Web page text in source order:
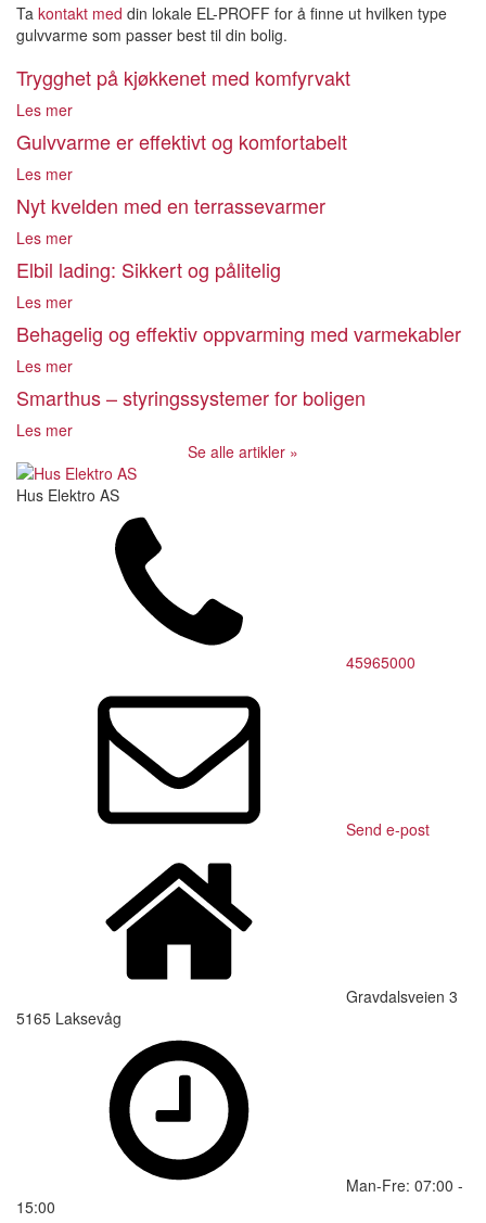
Ta kontakt med din lokale EL-PROFF for å finne ut hvilken type
gulvvarme som passer best til din bolig.
Trygghet på kjøkkenet med komfyrvakt
Les mer
Gulvvarme er effektivt og komfortabelt
Les mer
Nyt kvelden med en terrassevarmer
Les mer
Elbil lading: Sikkert og pålitelig
Les mer
Behagelig og effektiv oppvarming med varmekabler
Les mer
Smarthus – styringssystemer for boligen
Les mer
Se alle artikler »
Hus Elektro AS
45965000
Send e-post
Gravdalsveien 3
5165 Laksevåg
Man-Fre: 07:00 -
15:00